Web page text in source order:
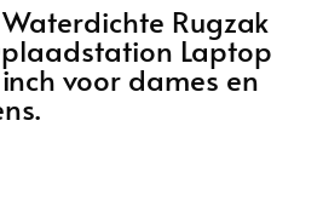
Rugzak
Laptop
voor dames en